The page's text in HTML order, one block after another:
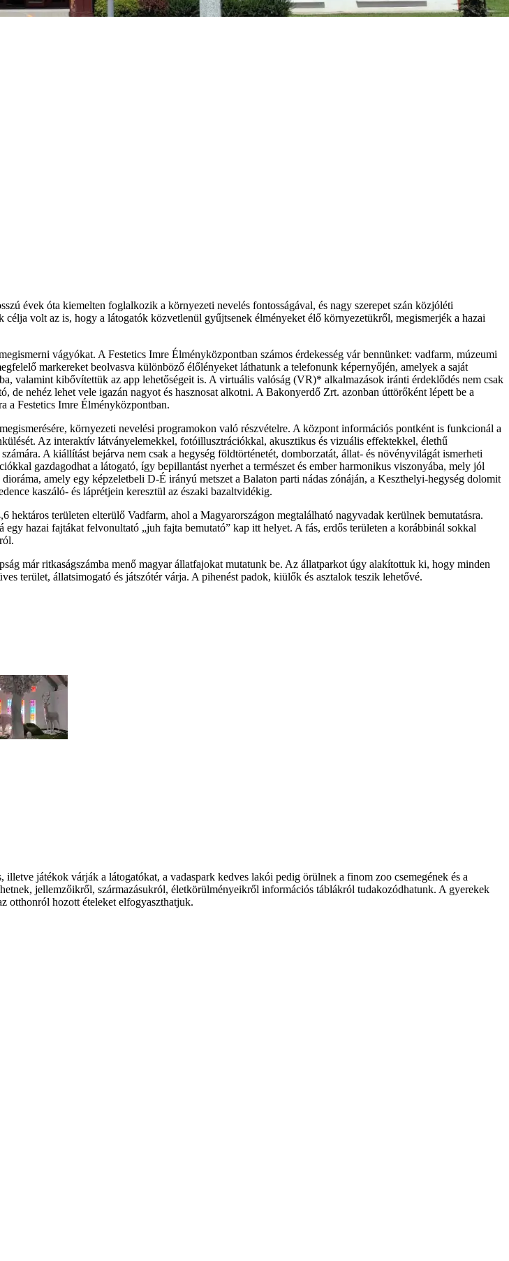
évek óta kiemelten foglalkozik a környezeti nevelés fontosságával, és nagy szerepet szán közjóléti
volt az is, hogy a látogatók közvetlenül gyűjtsenek élményeket élő környezetükről, megismerjék a hazai
vágyókat. A Festetics Imre Élményközpontban számos érdekesség vár bennünket: vadfarm, múzeumi
markereket beolvasva különböző élőlényeket láthatunk a telefonunk képernyőjén, amelyek a saját
valamint kibővítettük az app lehetőségeit is. A virtuális valóság (VR)* alkalmazások iránti érdeklődés nem csak
nehéz lehet vele igazán nagyot és hasznosat alkotni. A Bakonyerdő Zrt. azonban úttörőként lépett be a
a Festetics Imre Élményközpontban.
környezeti nevelési programokon való részvételre. A központ információs pontként is funkcionál a
Az interaktív látványelemekkel, fotóillusztrációkkal, akusztikus és vizuális effektekkel, élethű
A kiállítást bejárva nem csak a hegység földtörténetét, domborzatát, állat- és növényvilágát ismerheti
gazdagodhat a látogató, így bepillantást nyerhet a természet és ember harmonikus viszonyába, mely jól
amely egy képzeletbeli D-É irányú metszet a Balaton parti nádas zónáján, a Keszthelyi-hegység dolomit
kaszáló- és láprétjein keresztül az északi bazaltvidékig.
területen elterülő Vadfarm, ahol a Magyarországon megtalálható nagyvadak kerülnek bemutatásra.
hazai fajtákat felvonultató „juh fajta bemutató” kap itt helyet. A fás, erdős területen a korábbinál sokkal
már ritkaságszámba menő magyar állatfajokat mutatunk be. Az állatparkot úgy alakítottuk ki, hogy minden
terület, állatsimogató és játszótér várja. A pihenést padok, kiülők és asztalok teszik lehetővé.
játékok várják a látogatókat, a vadaspark kedves lakói pedig örülnek a finom zoo csemegének és a
jellemzőikről, származásukról, életkörülményeikről információs táblákról tudakozódhatunk. A gyerekek
otthonról hozott ételeket elfogyaszthatjuk.